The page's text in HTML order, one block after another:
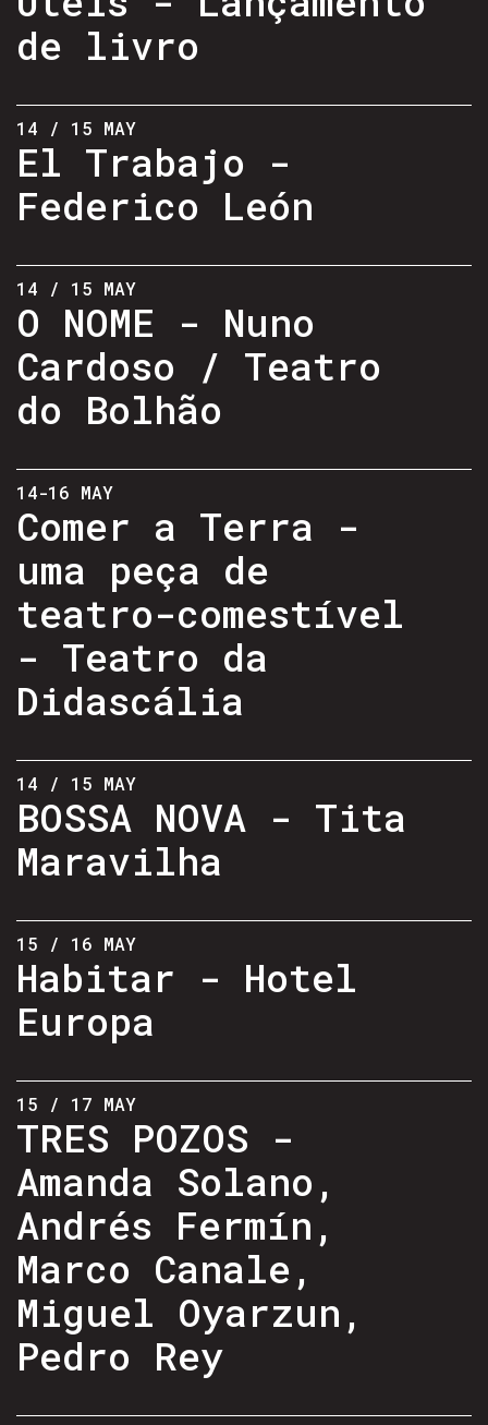
de livro
14 / 15 MAY
El Trabajo -
Federico León
14 / 15 MAY
O NOME - Nuno
Cardoso / Teatro
do Bolhão
14-16 MAY
Comer a Terra -
uma peça de
teatro-comestível
- Teatro da
Didascália
14 / 15 MAY
BOSSA NOVA - Tita
Maravilha
15 / 16 MAY
Habitar - Hotel
Europa
15 / 17 MAY
TRES POZOS -
Amanda Solano,
Andrés Fermín,
Marco Canale,
Miguel Oyarzun,
Pedro Rey